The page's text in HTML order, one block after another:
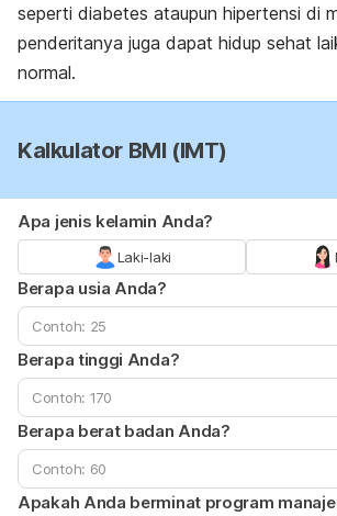
seperti diabetes ataupun hipertensi di
penderitanya juga dapat hidup sehat
normal.
Kalkulator BMI (IMT)
Apa jenis kelamin Anda?
Laki-laki
Berapa usia Anda?
Berapa tinggi Anda?
Berapa berat badan Anda?
Apakah Anda berminat program